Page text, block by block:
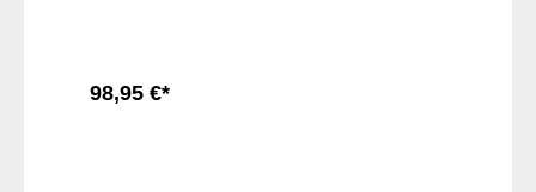
98,95 €*